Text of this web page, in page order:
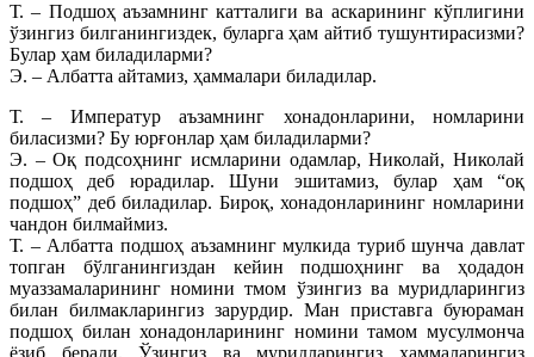
Т. – Подшоҳ аъзамнинг катталиги ва аскарининг кўплигини
ўзингиз билганингиздек, буларга ҳам айтиб тушунтирасизми?
Булар ҳам биладиларми?
Э. – Албатта айтамиз, ҳаммалари биладилар.
Т. – Императур аъзамнинг хонадонларини, номларини
биласизми? Бу юрғонлар ҳам биладиларми?
Э. – Оқ подсоҳнинг исмларини одамлар, Николай, Николай
подшоҳ деб юрадилар. Шуни эшитамиз, булар ҳам “оқ
подшоҳ” деб биладилар. Бироқ, хонадонларининг номларини
чандон билмаймиз.
Т. – Албатта подшоҳ аъзамнинг мулкида туриб шунча давлат
топган бўлганингиздан кейин подшоҳнинг ва ҳодадон
муаззамаларининг номини тмом ўзингиз ва муридларингиз
билан билмакларингиз зарурдир. Ман приставга буюраман
подшоҳ билан хонадонларининг номини тамом мусулмонча